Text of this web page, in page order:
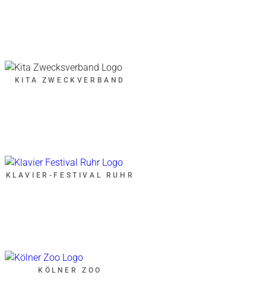
KITA ZWECKVERBAND
KLAVIER-FESTIVAL RUHR
KÖLNER ZOO